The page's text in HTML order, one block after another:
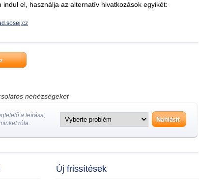
indul el, használja az alternatív hivatkozások egyikét:
nehézségeket
a leírása,
róla.
Új frissítések